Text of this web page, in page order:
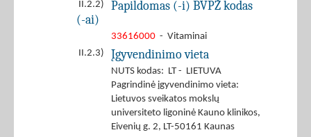
II.2.2)
Papildomas (-i) BVPŽ kodas
(-ai)
33616000 - Vitaminai
II.2.3)
Įgyvendinimo vieta
NUTS kodas: LT - LIETUVA
Pagrindinė įgyvendinimo vieta:
Lietuvos sveikatos mokslų
universiteto ligoninė Kauno klinikos,
Eivenių g. 2, LT-50161 Kaunas